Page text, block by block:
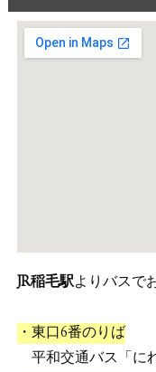
JR稲毛駅よりバスで
・東口6番のりば
平和交通バス「に